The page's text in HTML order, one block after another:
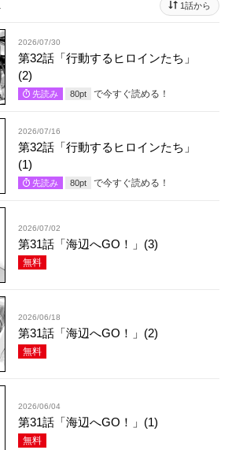
1話から
2026/07/30
第32話「行動するヒロインたち」
(2)
先読み 80pt で今すぐ読める！
2026/07/16
第32話「行動するヒロインたち」
(1)
先読み 80pt で今すぐ読める！
2026/07/02
第31話「海辺へGO！」(3)
無料
2026/06/18
第31話「海辺へGO！」(2)
無料
2026/06/04
第31話「海辺へGO！」(1)
無料